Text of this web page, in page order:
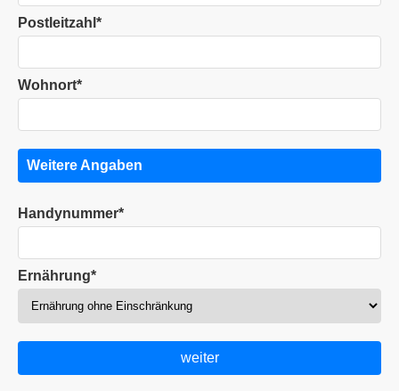
Postleitzahl*
Wohnort*
Weitere Angaben
Handynummer*
Ernährung*
weiter